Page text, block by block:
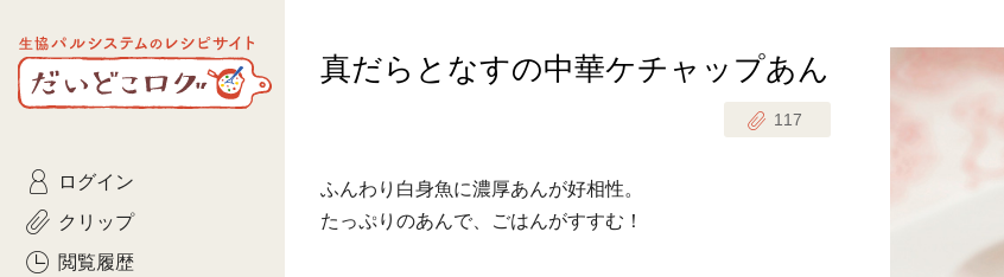
生協パルシステムのレシピ
サイト
だいどこログ
真だらとなすの中華ケチャップあん
117
ふんわり白身魚に濃厚あんが好相性。
たっぷりのあんで、ごはんがすすむ！
ログイン
クリップ
閲覧履歴
ひとさじのときめき時間
おきらくだ 1歳半からの幼児食
主菜 副菜
常備菜・作りおき
コトコト
yumyumいっしょごはん